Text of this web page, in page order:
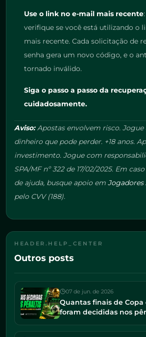
Use o link no e-mail mais recente
verifique se você está utilizando o
mais recente. Cada solicitação de
senha gera um novo código, e o
tornado inválido.
Siga o passo a passo da
cuidadosamente.
Aviso:Apostas envolvem risco. Jogue
dinheiro que pode perder. +18 anos.
investimento. Jogue com
SPA/MF nº 322 de 17/02/2025. Em
de ajuda, busque apoio em
pelo CVV (188).
HEADER.HELP_CENTER
Outros posts
07 de jun. de 2026
Quantas finais de
foram decididas nos